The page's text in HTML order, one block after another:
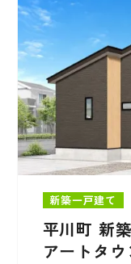
新築一戸建て
平川町 新
アートタ